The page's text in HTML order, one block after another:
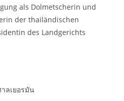
als Dolmetscherin und
der thailändischen
des Landgerichts
ลเยอรมัน